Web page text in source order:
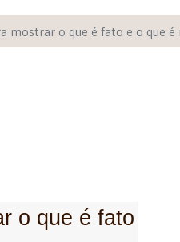
mostrar o que é fato e o que é
o que é fato